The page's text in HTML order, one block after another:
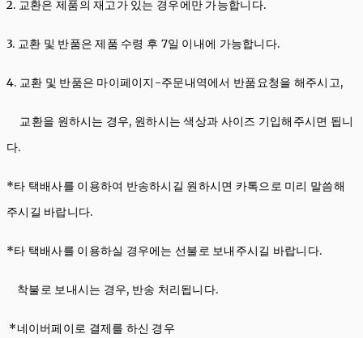
2. 교환은 제품의 재고가 있는 경우에만 가능합니다.
3. 교환 및 반품은 제품 수령 후 7일 이내에 가능합니다.
4. 교환 및 반품은 마이페이지-주문내역에서 반품요청을 해주시고,
교환을 원하시는 경우, 원하시는 색상과 사이즈 기입해주시면 됩니
다.
*타 택배사를 이용하여 반송하시길 원하시면 카톡으로 미리 말씀해
주시길 바랍니다.
*타 택배사를 이용하실 경우에는 선불로 보내주시길 바랍니다.
착불로 보내시는 경우, 반송 처리됩니다.
*네이버페이로 결제를 하신 경우